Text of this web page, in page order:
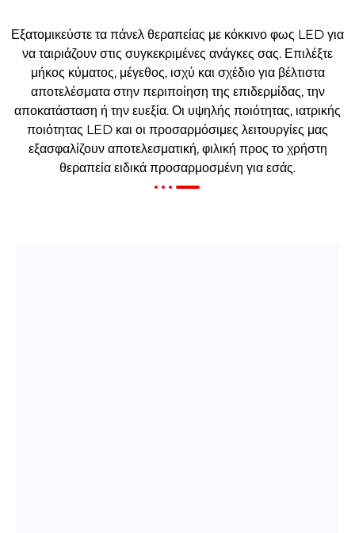
Εξατομικεύστε τα πάνελ θεραπείας με κόκκινο φως LED για
να ταιριάζουν στις συγκεκριμένες ανάγκες σας. Επιλέξτε
μήκος κύματος, μέγεθος, ισχύ και σχέδιο για βέλτιστα
αποτελέσματα στην περιποίηση της επιδερμίδας, την
αποκατάσταση ή την ευεξία. Οι υψηλής ποιότητας, ιατρικής
ποιότητας LED και οι προσαρμόσιμες λειτουργίες μας
εξασφαλίζουν αποτελεσματική, φιλική προς το χρήστη
θεραπεία ειδικά προσαρμοσμένη για εσάς.